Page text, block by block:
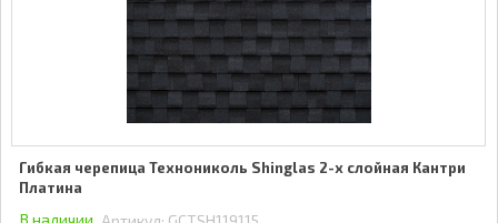
Гибкая черепица Технониколь Shinglas 2-х слойная Кантри
Платина
В наличии